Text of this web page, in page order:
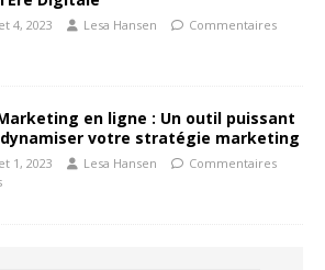
4, 2023 Lesa Hansen
Commentaires
en ligne : Un outil puissant
votre stratégie marketing
1, 2023 Lesa Hansen
Commentaires